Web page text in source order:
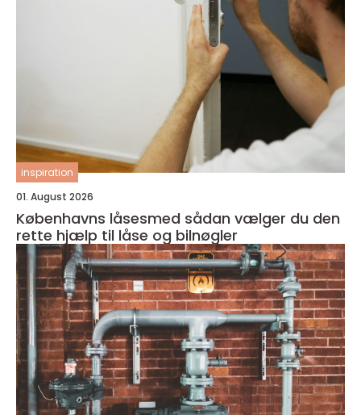
inspiration
01. August 2026
Københavns låsesmed sådan vælger du den
rette hjælp til låse og bilnøgler